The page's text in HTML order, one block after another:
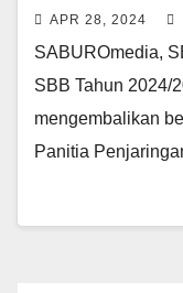
APR 28, 2024
SABUROmedia,
SBB Tahun 2024/
mengembalikan
Panitia